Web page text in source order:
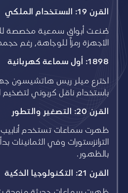
القرن 19: الاستخدام الملكي
صُنعت أبواق سمعية مخصصة
الأجهزة رمزاً للوجاهة، رغم
1898: أول سماعة كهربائية
اخترع ميلر ريس هاتشيسون
باستخدام ناقل كربوني لتضخيم
القرن 20: التصغير والتطور
ظهرت سماعات تستخدم أنابيب
الترانزستورات وفي الثمانينات
بالظهور.
القرن 21: التكنولوجيا الذكية